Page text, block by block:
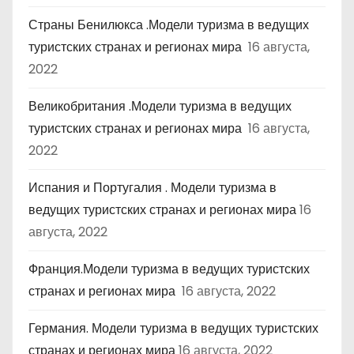
Страны Бенилюкса .Модели туризма в ведущих
туристских странах и регионах мира 16 августа,
2022
Великобритания .Модели туризма в ведущих
туристских странах и регионах мира 16 августа,
2022
Испания и Португалия . Модели туризма в
ведущих туристских странах и регионах мира16
августа, 2022
Франция.Модели туризма в ведущих туристских
странах и регионах мира 16 августа, 2022
Германия. Модели туризма в ведущих туристских
странах и регионах мира16 августа, 2022